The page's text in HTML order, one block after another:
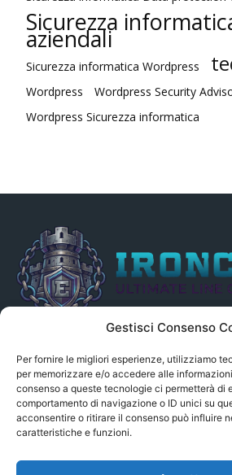
Gestisci Consenso
Per fornire le migliori esperienze, utilizziamo
per memorizzare e/o accedere alle
consenso a queste tecnologie ci permetterà di
comportamento di navigazione o ID unici su
acconsentire o ritirare il consenso può influire
caratteristiche e funzioni.
Sicurezza
aziendali
Sicurezza informatica Wordpress
Wordpress
Wordpress Security
Wordpress Sicurezza informatica
indirettamente, alle Fonti delle notizie
ritenuto responsabile ad alcun titolo dei
altresì che le notizie segnalate
intendersi in alcun modo di proprietà
eccezione degli articoli e dei